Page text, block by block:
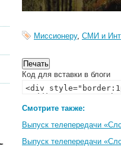
Миссионеру, СМИ и
Код для вставки в блоги
Смотрите также:
Выпуск телепередачи
Выпуск телепередачи